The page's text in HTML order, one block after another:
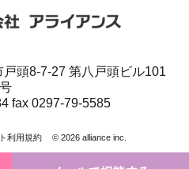
頭8-7-27 第八戸頭ビル101
号
fax 0297-79-5585
利用規約 © 2026 alliance inc.